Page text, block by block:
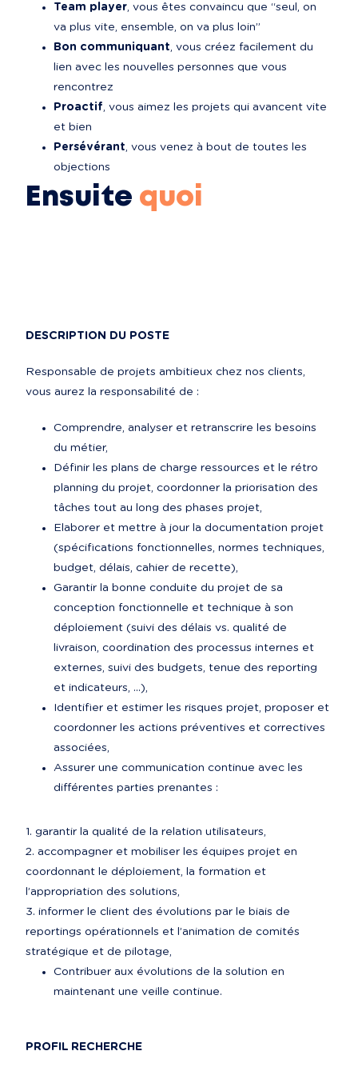
Team player, vous êtes convaincu que “seul, on
va plus vite, ensemble, on va plus loin”
Bon communiquant, vous créez facilement du
lien avec les nouvelles personnes que vous
rencontrez
Proactif, vous aimez les projets qui avancent vite
et bien
Persévérant, vous venez à bout de toutes les
objections
Ensuite quoi
DESCRIPTION DU POSTE
Responsable de projets ambitieux chez nos clients,
vous aurez la responsabilité de :
Comprendre, analyser et retranscrire les besoins
du métier,
Définir les plans de charge ressources et le rétro
planning du projet, coordonner la priorisation des
tâches tout au long des phases projet,
Elaborer et mettre à jour la documentation projet
(spécifications fonctionnelles, normes techniques,
budget, délais, cahier de recette),
Garantir la bonne conduite du projet de sa
conception fonctionnelle et technique à son
déploiement (suivi des délais vs. qualité de
livraison, coordination des processus internes et
externes, suivi des budgets, tenue des reporting
et indicateurs, ...),
Identifier et estimer les risques projet, proposer et
coordonner les actions préventives et correctives
associées,
Assurer une communication continue avec les
différentes parties prenantes :
garantir la qualité de la relation utilisateurs,
accompagner et mobiliser les équipes projet en
coordonnant le déploiement, la formation et
l’appropriation des solutions,
informer le client des évolutions par le biais de
reportings opérationnels et l’animation de comités
stratégique et de pilotage,
Contribuer aux évolutions de la solution en
maintenant une veille continue.
PROFIL RECHERCHE